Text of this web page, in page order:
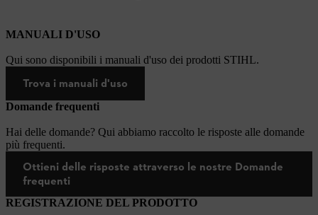
MANUALI D'USO
Qui sono disponibili i manuali d'uso dei prodotti STIHL.
Trova i manuali d'uso
Domande frequenti
Hai delle domande? Qui abbiamo raccolto le risposte alle domande
più frequenti.
Ottieni delle risposte attraverso le nostre Domande
frequenti
REGISTRAZIONE DEL PRODOTTO